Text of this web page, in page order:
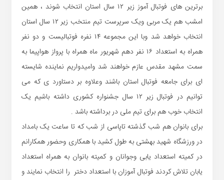
برترین های فوتبال آموز زیر ۱۲ سال استان انتخاب شوند ، همین
امشب هم یک مربی ویک سرپرست تیم منتخب زیر ۱۲ سال استان
انتخاب خواهد شد وبا این مجموعه ۱۴ نفره فوتبالیست و دو نفر
همراه به استعداد ۱۶ نفر دهم شهریور ماه همراه با پرواز هواپیما به
سمت مشهد مقدس عازم خواهند شد وامیدواریم نماینده شایسته
ای برای جامعه فوتبال استان باشند وعلاوه بر دستاورد ی که می
توانیم در فوتبال زیر ۱۲ سال جشنواره کشوری داشته باشیم یک
انتخاب خوب هم برای تیم ملی در برداشته باشد .
برای بانوان هم شب گذشته تاپاسی از شب که تا ساعت یک بامداد
در ورزشگاه شهید بهشتی به طول کشید با همکاری وحضور همکارانم
در کمیته استعداد یابی وجوانان و کمیته بانوان به همراه استعداد
یابان تلاش کردند فوتبال آموزان با استعداد دختر را انتخاب نمایند و